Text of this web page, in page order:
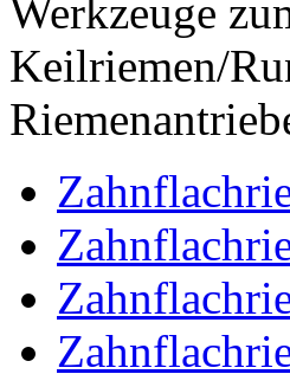
Werkzeuge
Keilriemen/